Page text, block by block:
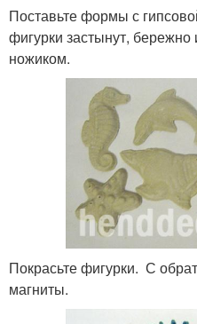
Поставьте формы с
фигурки застынут,
ножиком.
Покрасьте фигурки. С
магниты.